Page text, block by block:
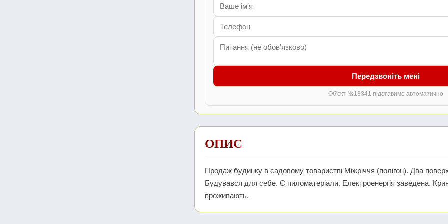
Передзвоніть мені
Об'єкт №13841 підставимо автоматично
ОПИС
Продаж будинку в садовому товаристві Міжріччя (полігон). Два
Будувався для себе. Є пиломатеріали. Електроенергія заведена.
проживають.